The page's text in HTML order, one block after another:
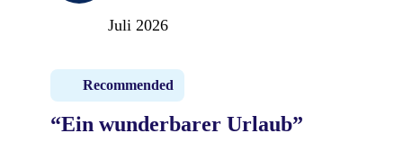
Juli 2026
Recommended
“Ein wunderbarer Urlaub”